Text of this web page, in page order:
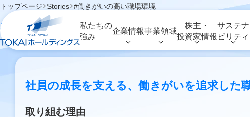
私たちの
強み
企業情報事業領域
株主・
投資家情報
サステナ
ビリティ
トップページ Stories #働きがいの高い職場環境
#働きがいの高い職場環境
社員の成長を支える、働きがいを追求した
取り組む理由